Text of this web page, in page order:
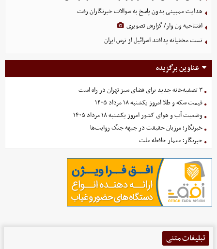
هدایت ممبینی بدون پاسخ به سوالات خبرنگاران رفت
افتتاحیه ون وار/ گزارش تصویری
تست مخفیانه پدافند اسرائیل از ترس ایران
عناوین برگزیده
۳ تصفیه‌خانه جدید برای فضای سبز تهران در راه است
قیمت سکه و طلا امروز یکشنبه ۱۸ مرداد ۱۴۰۵
وضعیت آب و هوای کشور امروز یکشنبه ۱۸ مرداد ۱۴۰۵
خبرنگار؛ مرزبان حقیقت در جبهه جنگ روایت‌ها
خبرنگار؛ معمار حافظه ملت
تبلیغات متنی